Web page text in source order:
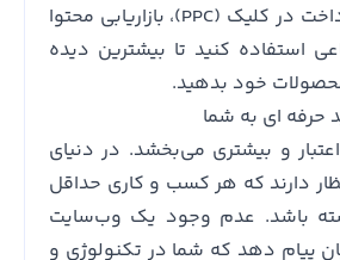
(SEO)، تبلیغات پرداخت در کلیک (PPC)، بازاریابی محتوا
استفاده کنید تا بیشترین دیده
خود بدهید.
حرفه ای به شما
و بیشتری می‌بخشد. در دنیای
دارند که هر کسب و کاری حداقل
باشد. عدم وجود یک وب‌سایت
پیام دهد که شما در تکنولوژی و